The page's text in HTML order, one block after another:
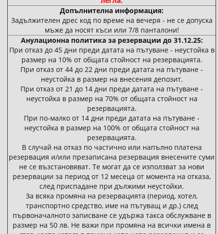
Допълнителна информация:
Задължителен дрес код по време на вечеря - не се допуска
мъже да носят къси или 7/8 панталони!
Анулационна политика за резервации до 31.12.25:
При отказ до 45 дни преди датата на пътуване - неустойка в
размер на 10% от общата стойност на резервацията.
При отказ от 44 до 22 дни преди датата на пътуване -
неустойка в размер на внесения депозит.
При отказ от 21 до 14 дни преди датата на пътуване -
неустойка в размер на 70% от общата стойност на
резервацията.
При по-малко от 14 дни преди датата на пътуване -
неустойка в размер на 100% от общата стойност на
резервацията.
В случай на отказ по частично или напълно платена
резервация и/или презаписана резервация внесените суми
не се възстановяват. Те могат да се използват за нови
резервации за период от 12 месеца от момента на отказа,
след приспадане при дължими неустойки.
За всяка промяна на резервацията (период, хотел,
транспортно средство, име на пътуващ и др.) след
първоначалното записване се удържа такса обслужване в
размер на 50 лв. Не важи при промяна на всички имена в